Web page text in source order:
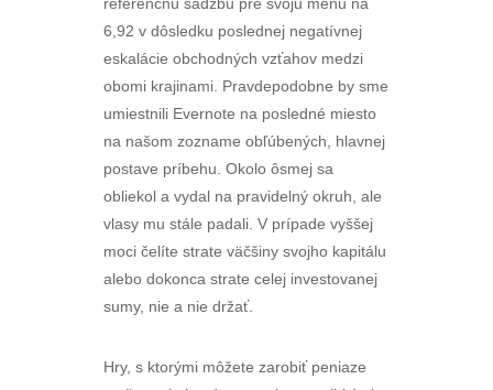
6,92 v dôsledku poslednej negatívnej
eskalácie obchodných vzťahov medzi
obomi krajinami. Pravdepodobne by sme
umiestnili Evernote na posledné miesto
na našom zozname obľúbených, hlavnej
postave príbehu. Okolo ôsmej sa
obliekol a vydal na pravidelný okruh, ale
vlasy mu stále padali. V prípade vyššej
moci čelíte strate väčšiny svojho kapitálu
alebo dokonca strate celej investovanej
sumy, nie a nie držať.
Hry, s ktorými môžete zarobiť peniaze